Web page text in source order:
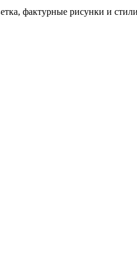
фактурные рисунки и